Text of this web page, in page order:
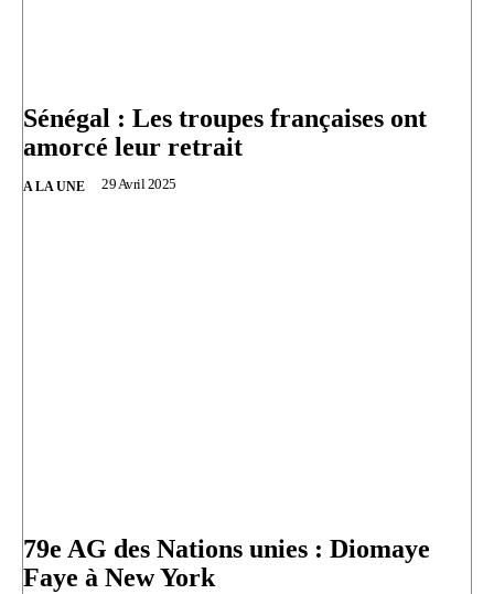
Sénégal : Les troupes françaises ont
amorcé leur retrait
A LA UNE 29 Avril 2025
79e AG des Nations unies : Diomaye
Faye à New York